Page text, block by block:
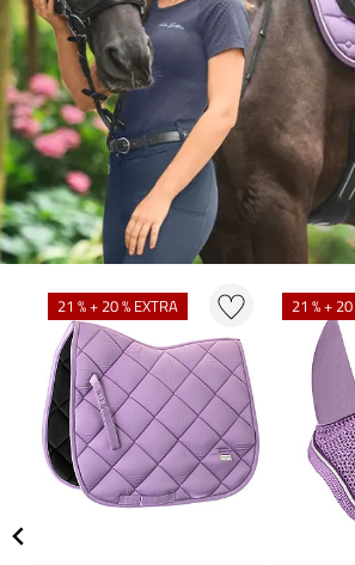
21 % + 20 % EXTRA 21 % +